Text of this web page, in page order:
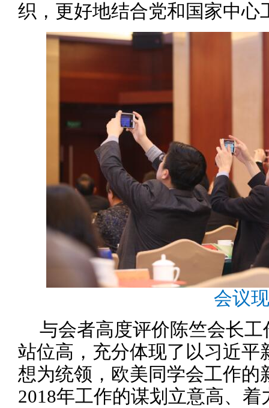
织，更好地结合党和国家中心
会议
与会者高度评价陈竺会长
站位高，充分体现了以习近平
想为统领，欧美同学会工作的
2018年工作的谋划立意高、